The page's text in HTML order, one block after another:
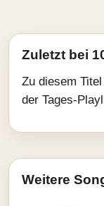
Zuletzt bei
Zu diesem
der Tages-
Weitere